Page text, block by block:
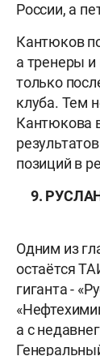
России, а
Кантюков
а тренеры
только
клуба. Тем
Кантюкова
позиций в
9.
Одним из
остаётся
гиганта -
а с